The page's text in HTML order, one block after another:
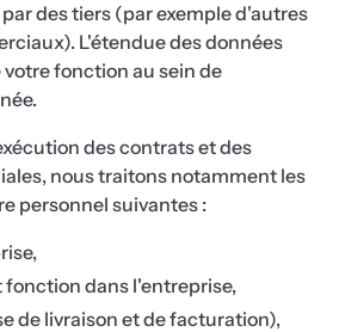
des tiers (par exemple d'autres
L'étendue des données
fonction au sein de
des contrats et des
nous traitons notamment les
personnel suivantes :
fonction dans l'entreprise,
de livraison et de facturation),